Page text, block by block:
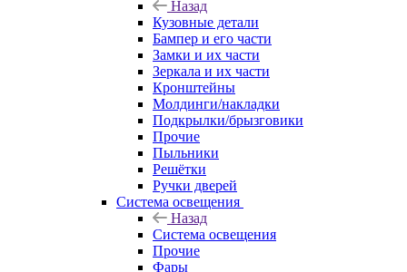
Назад
Кузовные детали
Бампер и его части
Замки и их части
Зеркала и их части
Кронштейны
Молдинги/накладки
Подкрылки/брызговики
Прочие
Пыльники
Решётки
Ручки дверей
Система освещения
Назад
Система освещения
Прочие
Фары